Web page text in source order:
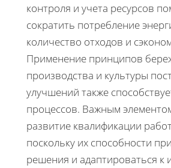
контроля и учета ресурсов
сократить потребление
количество отходов и
Применение принципов
производства и культуры
улучшений также
процессов. Важным
развитие квалификации
поскольку их способности
решения и адаптироваться к